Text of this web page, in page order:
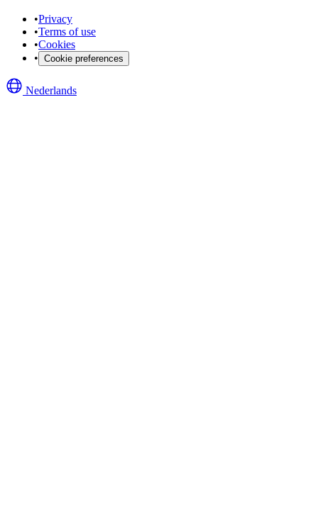
•Privacy
•Terms of use
•Cookies
• Cookie preferences
Nederlands